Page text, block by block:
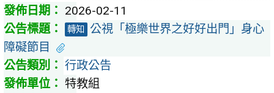
2026-02-11
轉知
公視「極樂世界之好好出門」身心
障礙節目
行政公告
特教組